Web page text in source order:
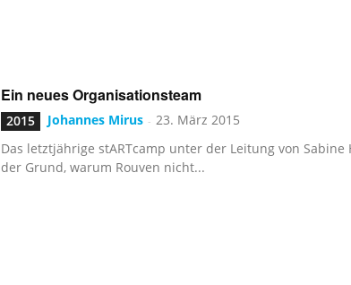
Ein neues Organisationsteam
2015 Johannes Mirus - 23. März 2015
Das letztjährige stARTcamp unter der Leitung von
der Grund, warum Rouven nicht...